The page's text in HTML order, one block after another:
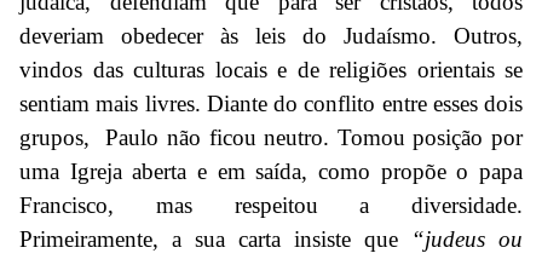
deveriam obedecer às leis do Judaísmo. Outros,
vindos das culturas locais e de religiões orientais se
sentiam mais livres. Diante do conflito entre esses dois
grupos, Paulo não ficou neutro. Tomou posição por
uma Igreja aberta e em saída, como propõe o papa
Francisco, mas respeitou a diversidade.
Primeiramente, a sua carta insiste que “judeus ou